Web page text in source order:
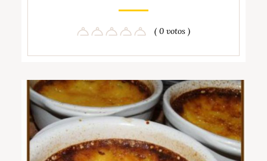
( 0 votos )